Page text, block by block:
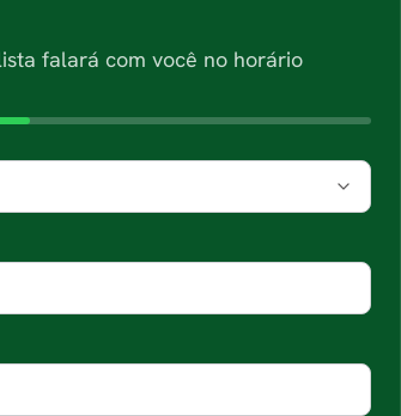
falará com você no horário